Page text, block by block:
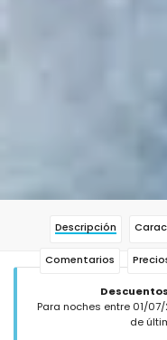
Descripción
Comentarios
Para noches entre 01/
de